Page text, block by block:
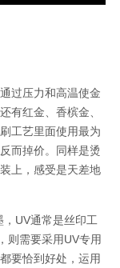
过压力和高温使金
有红金、香槟金、
工艺里面使用最为
而掉价。同样是烫
上，感受是天差地
，UV通常是丝印工
则需要采用UV专用
要恰到好处，运用